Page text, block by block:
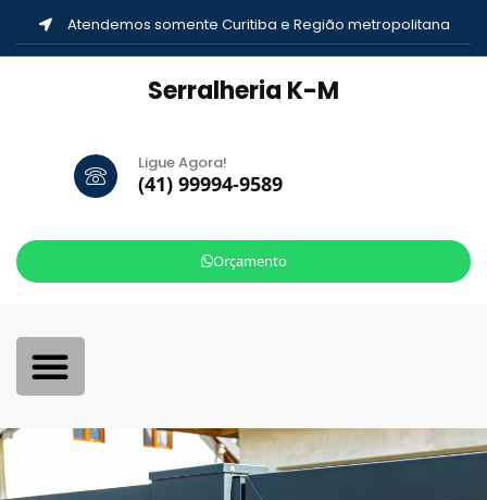
Atendemos somente Curitiba e Região metropolitana
Serralheria K-M
Ligue Agora!
(41) 99994-9589
Orçamento